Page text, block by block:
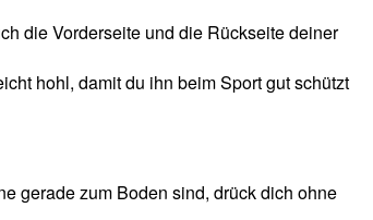
die Vorderseite und die Rückseite deiner
hohl, damit du ihn beim Sport gut schützt
gerade zum Boden sind, drück dich ohne